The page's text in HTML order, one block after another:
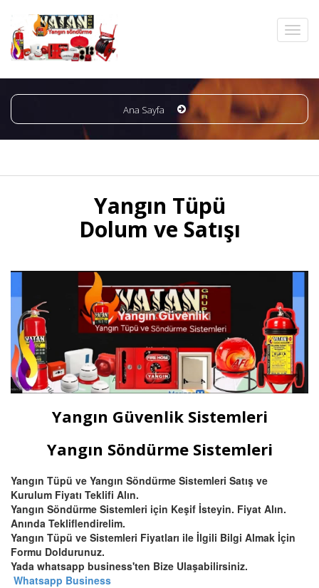
Ana Sayfa
Yangın Tüpü
Dolum ve Satışı
Yangın Güvenlik Sistemleri
Yangın Söndürme Sistemleri
Yangın Tüpü ve Yangın Söndürme Sistemleri Satış ve
Kurulum Fiyatı Teklifi Alın.
Yangın Söndürme Sistemleri için Keşif İsteyin. Fiyat Alın.
Anında Tekliflendirelim.
Yangın Tüpü ve Sistemleri Fiyatları ile İlgili Bilgi Almak İçin
Formu Doldurunuz.
Yada whatsapp business'ten Bize Ulaşabilirsiniz.
Whatsapp Business